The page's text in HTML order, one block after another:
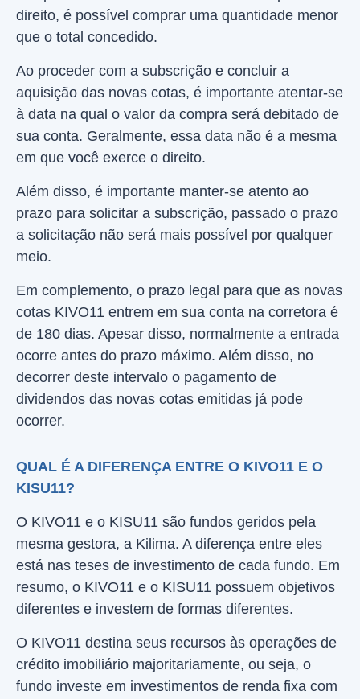
direito, é possível comprar uma quantidade menor
que o total concedido.
Ao proceder com a subscrição e concluir a
aquisição das novas cotas, é importante atentar-se
à data na qual o valor da compra será debitado de
sua conta. Geralmente, essa data não é a mesma
em que você exerce o direito.
Além disso, é importante manter-se atento ao
prazo para solicitar a subscrição, passado o prazo
a solicitação não será mais possível por qualquer
meio.
Em complemento, o prazo legal para que as novas
cotas KIVO11 entrem em sua conta na corretora é
de 180 dias. Apesar disso, normalmente a entrada
ocorre antes do prazo máximo. Além disso, no
decorrer deste intervalo o pagamento de
dividendos das novas cotas emitidas já pode
ocorrer.
QUAL É A DIFERENÇA ENTRE O KIVO11 E O
KISU11?
O KIVO11 e o KISU11 são fundos geridos pela
mesma gestora, a Kilima. A diferença entre eles
está nas teses de investimento de cada fundo. Em
resumo, o KIVO11 e o KISU11 possuem objetivos
diferentes e investem de formas diferentes.
O KIVO11 destina seus recursos às operações de
crédito imobiliário majoritariamente, ou seja, o
fundo investe em investimentos de renda fixa com